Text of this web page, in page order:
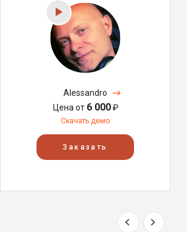
Alessandro
Цена от 6 000₽
Скачать демо
Заказать